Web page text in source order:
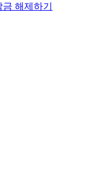
해제하기